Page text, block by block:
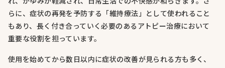
らに、症状の再発を予防する「維持療法」として使われること
もあり、長く付き合っていく必要のあるアトピー治療において
重要な役割を担っています。
使用を始めてから数日以内に症状の改善が見られる方も多く、